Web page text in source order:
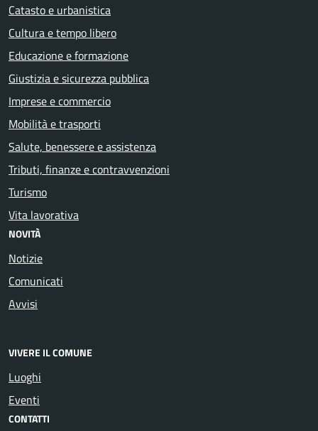
Catasto e urbanistica
Cultura e tempo libero
Educazione e formazione
Giustizia e sicurezza pubblica
Imprese e commercio
Mobilità e trasporti
Salute, benessere e assistenza
Tributi, finanze e contravvenzioni
Turismo
Vita lavorativa
NOVITÀ
Notizie
Comunicati
Avvisi
VIVERE IL COMUNE
Luoghi
Eventi
CONTATTI